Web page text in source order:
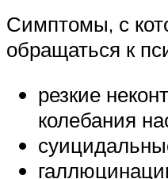
Симптомы, с
обращаться к
резкие
колебания